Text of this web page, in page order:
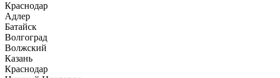
Краснодар
Адлер
Батайск
Волгоград
Волжский
Казань
Краснодар